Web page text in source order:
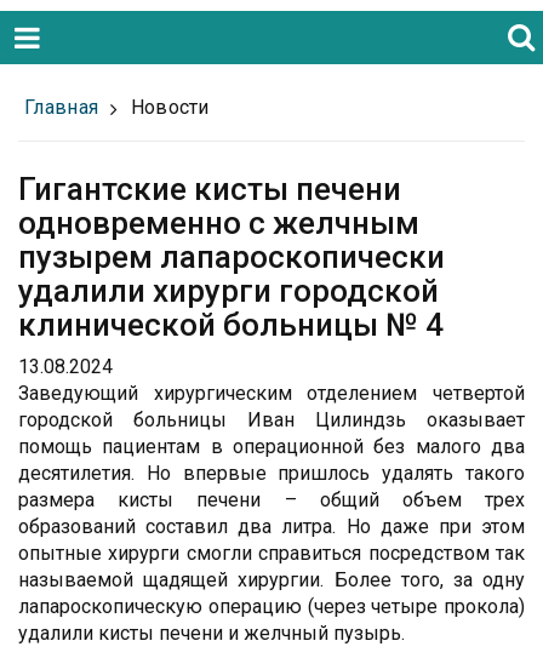
Главная Новости
Гигантские кисты печени
одновременно с желчным
пузырем лапароскопически
удалили хирурги городской
клинической больницы № 4
13.08.2024
Заведующий хирургическим отделением четвертой
городской больницы Иван Цилиндзь оказывает
помощь пациентам в операционной без малого два
десятилетия. Но впервые пришлось удалять такого
размера кисты печени – общий объем трех
образований составил два литра. Но даже при этом
опытные хирурги смогли справиться посредством так
называемой щадящей хирургии. Более того, за одну
лапароскопическую операцию (через четыре прокола)
удалили кисты печени и желчный пузырь.